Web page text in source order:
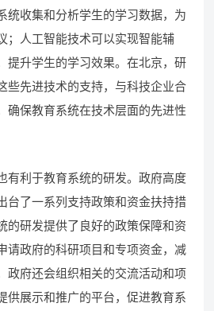
统收集和分析学生的学习数据，为
；人工智能技术可以实现智能辅
提升学生的学习效果。在北京，研
些先进技术的支持，与科技企业合
确保教育系统在技术层面的先进性
有利于教育系统的研发。政府高度
台了一系列支持政策和资金扶持措
的研发提供了良好的政策保障和资
请政府的科研项目和专项资金，减
政府还会组织相关的交流活动和项
供展示和推广的平台，促进教育系